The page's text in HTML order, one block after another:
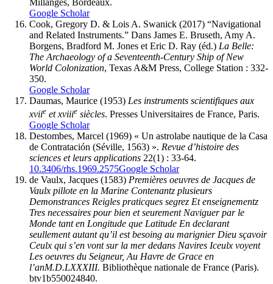
Google Scholar
Cook, Gregory D. & Lois A. Swanick (2017) “Navigational
and Related Instruments.” Dans James E. Bruseth, Amy A.
Borgens, Bradford M. Jones et Eric D. Ray (éd.) La Belle:
The Archaeology of a Seventeenth-Century Ship of New
World Colonization, Texas A&M Press, College Station : 332-
350.
Google Scholar
Daumas, Maurice (1953) Les instruments scientifiques aux
xviie etxviiie siècles. Presses Universitaires de France, Paris.
Google Scholar
Destombes, Marcel (1969) « Un astrolabe nautique de la Casa
de Contratación (Séville, 1563) ». Revue d’histoire des
sciences et leurs applications 22(1) : 33-64.
10.3406/rhs.1969.2575Google Scholar
de Vaulx, Jacques (1583) Premières oeuvres de Jacques de
Vaulx pillote en la Marine Contenantz plusieurs
Demonstrances Reigles praticques segrez Et enseignementz
Tres necessaires pour bien et seurement Naviguer par le
Monde tant en Longitude que Latitude En declarant
seullement autant qu’il est besoing au marignier Dieu sçavoir
Ceulx qui s’en vont sur la mer dedans Navires Iceulx voyent
Les oeuvres du Seigneur, Au Havre de Grace en
l’anM.D.LXXXIII. Bibliothèque nationale de France (Paris).
btv1b550024840.